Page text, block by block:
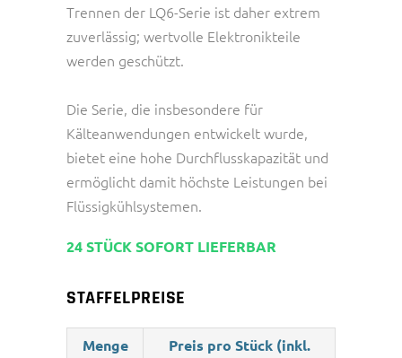
Trennen der LQ6-Serie ist daher extrem
zuverlässig; wertvolle Elektronikteile
werden geschützt.
Die Serie, die insbesondere für
Kälteanwendungen entwickelt wurde,
bietet eine hohe Durchflusskapazität und
ermöglicht damit höchste Leistungen bei
Flüssigkühlsystemen.
24 STÜCK SOFORT LIEFERBAR
STAFFELPREISE
Menge
Preis pro Stück (inkl.